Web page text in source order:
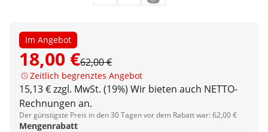
Im Angebot
18,00 €62,00 €
Zeitlich begrenztes Angebot
15,13 € zzgl. MwSt. (19%) Wir bieten auch NETTO-
Rechnungen an.
Der günstigste Preis in den 30 Tagen vor dem Rabatt war: 62,00 €
Mengenrabatt